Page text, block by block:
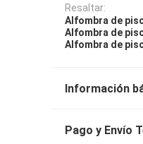
Resaltar:
Alfombra de
Alfombra de
Alfombra de
Información
Pago y Envío